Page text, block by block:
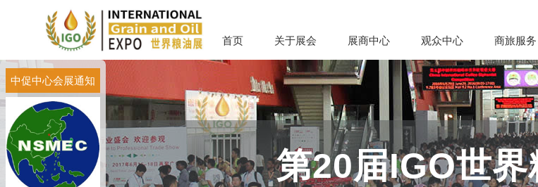
首页 关于展会 展商中心 观众中心 商旅服务
第20届IGO世界
中促中心会展通知